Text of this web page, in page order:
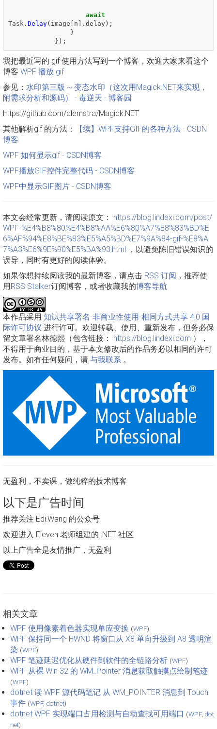
await
Task. Delay( image n ]. delay);
}
});
我把最近写的 gif 使用方法写到一个博客，欢迎大家来看这个
博客 WPF 播放 gif
参见： 水印第三版 ~ 变态水印（这次用Magick.NET来实现，
附需求分析和源码） - 毒逆天 - 博客园
https://github.com/dlemstra/Magick.NET
其他解析gif 的方法：
【续】WPF支持GIF的各种方法 - CSDN
博客
WPF 如何显示gif - CSDN博客
WPF播放GIF控件完整代码 - CSDN博客
WPF中显示GIF图片 - CSDN博客
本文会经常更新，请阅读原文： https://blog.lindexi.com/post/
WPF-%E4%B8%80%E4%B8%AA%E6%80%A7%E8%83%BD%E
6%AF%94%E8%BE%83%E5%A5%BD%E7%9A%84-gif-%E8%A
7%A3%E6%9E%90%E5%BA%93.html ，以避免陈旧错误知识的
误导，同时有更好的阅读体验。
如果你想持续阅读我的最新博客，请点击 RSS 订阅 ，推荐使
用RSS Stalker订阅博客，或者收藏我的博客导航
本作品采用 知识共享署名-非商业性使用-相同方式共享 4.0 国
际许可协议 进行许可。欢迎转载、使用、重新发布，但务必保
留文章署名林德熙（包含链接： https://blog.lindexi.com ），
不得用于商业目的，基于本文修改后的作品务必以相同的许可
发布。如有任何疑问，请 与我联系 。
无盈利，不卖课，做纯粹的技术博客
以下是广告时间
推荐关注 Edi.Wang 的公众号
欢迎进入 Eleven 老师组建的 .NET 社区
以上广告全是友情推广，无盈利
相关文章
WPF 使用像素着色器实现单应变换 (WPF)
WPF 保持同一个 HWND 将窗口从 X8 单向升级到 A8 透明渲
染 (WPF)
WPF 笔迹延迟优化从硬件到软件的全链路分析 (WPF)
WPF 从裸 Win 32 的 WM_Pointer 消息获取触摸点绘制笔迹
(WPF)
dotnet 读 WPF 源代码笔记 从 WM_POINTER 消息到 Touch
事件 (WPF, dotnet)
dotnet WPF 实现端口占用检测与自动查找可用端口 (WPF, dot
net)